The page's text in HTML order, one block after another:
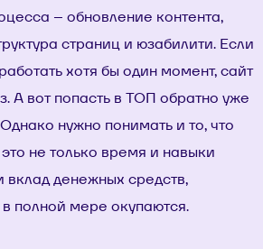
– обновление контента,
страниц и юзабилити. Если
хотя бы один момент, сайт
А вот попасть в ТОП обратно уже
нужно понимать и то, что
не только время и навыки
вклад денежных средств,
полной мере окупаются.